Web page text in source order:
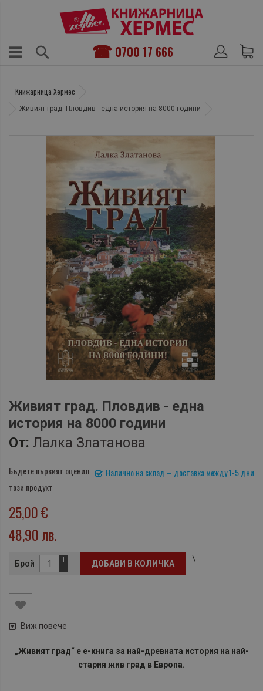
0700 17 666
Книжарница Хермес
Живият град. Пловдив - една история на 8000 години
Живият град. Пловдив - една
история на 8000 години
От: Лалка Златанова
Налично на склад – доставка между 1-5 дни
Бъдете първият оценил
този продукт
25,00 €
48,90 лв.
Брой ДОБАВИ В КОЛИЧКА
\
Виж повече
„Живият град“ е е-книга за най-древната история на най-
стария жив град в Европа.